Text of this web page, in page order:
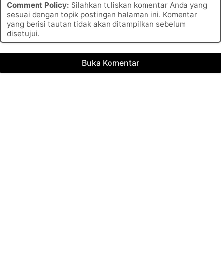
Comment Policy: Silahkan tuliskan komentar Anda yang
sesuai dengan topik postingan halaman ini. Komentar
yang berisi tautan tidak akan ditampilkan sebelum
disetujui.
Buka Komentar